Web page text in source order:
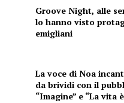
Groove Night, alle
lo hanno visto
emigliani
La voce di Noa
da brividi con il
“Imagine” e “La vita